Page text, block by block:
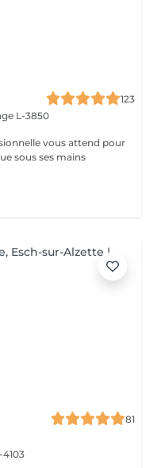
123
L-3850
vous attend pour
sous ses mains
81